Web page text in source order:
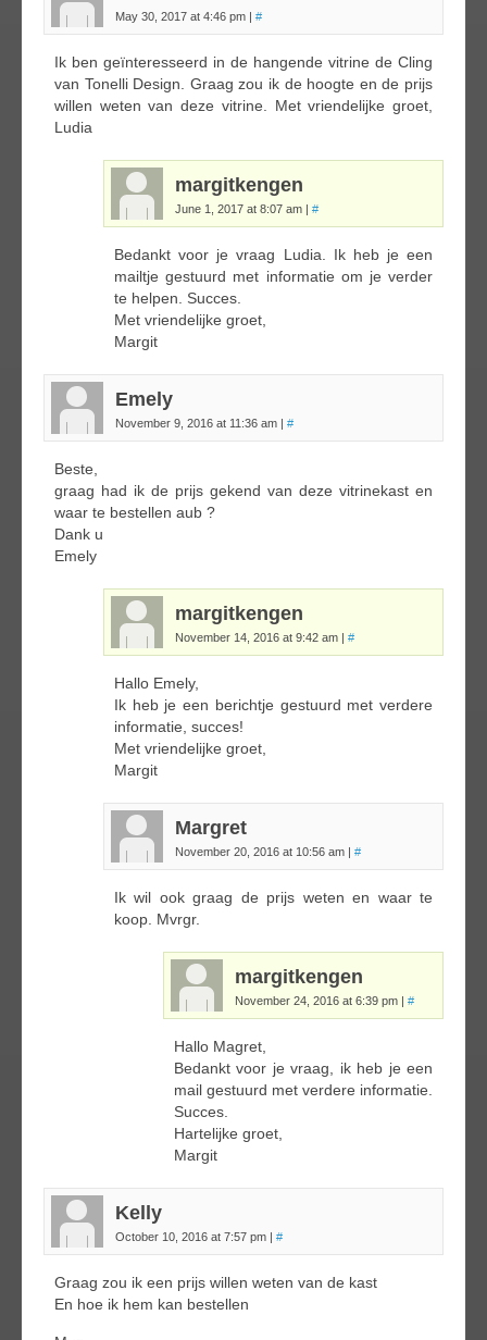
May 30, 2017 at 4:46 pm | #
Ik ben geïnteresseerd in de hangende vitrine de Cling
van Tonelli Design. Graag zou ik de hoogte en de prijs
willen weten van deze vitrine. Met vriendelijke groet,
Ludia
margitkengen
June 1, 2017 at 8:07 am | #
Bedankt voor je vraag Ludia. Ik heb je een
mailtje gestuurd met informatie om je verder
te helpen. Succes.
Met vriendelijke groet,
Margit
Emely
November 9, 2016 at 11:36 am | #
Beste,
graag had ik de prijs gekend van deze vitrinekast en
waar te bestellen aub ?
Dank u
Emely
margitkengen
November 14, 2016 at 9:42 am | #
Hallo Emely,
Ik heb je een berichtje gestuurd met verdere
informatie, succes!
Met vriendelijke groet,
Margit
Margret
November 20, 2016 at 10:56 am | #
Ik wil ook graag de prijs weten en waar te
koop. Mvrgr.
margitkengen
November 24, 2016 at 6:39 pm | #
Hallo Magret,
Bedankt voor je vraag, ik heb je een
mail gestuurd met verdere informatie.
Succes.
Hartelijke groet,
Margit
Kelly
October 10, 2016 at 7:57 pm | #
Graag zou ik een prijs willen weten van de kast
En hoe ik hem kan bestellen